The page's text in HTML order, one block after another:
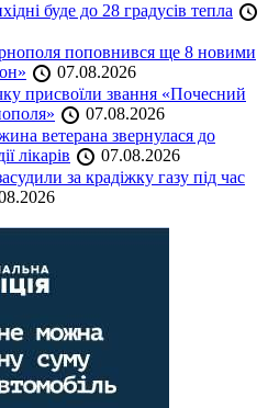
буде до 28 градусів тепла
поповнився ще 8 новими
07.08.2026
присвоїли звання «Почесний
07.08.2026
ветерана звернулася до
лікарів
07.08.2026
за крадіжку газу під час